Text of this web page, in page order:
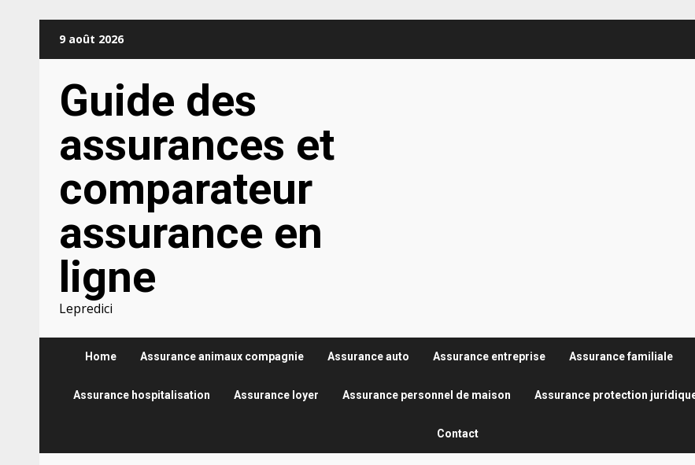
9 août 2026
Guide des
assurances et
comparateur
assurance en
ligne
Lepredici
Home Assurance animaux compagnie Assurance auto Assurance entreprise Assurance familiale
Assurance hospitalisation Assurance loyer Assurance personnel de maison Assurance protection
Contact